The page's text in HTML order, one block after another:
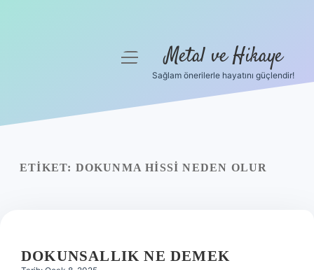
Yasal Uyarı
menüyüMetal ve Hikaye
Sağlam önerilerle hayatını güçlendir!
ETIKET: DOKUNMA HISSI NEDEN OLUR
DOKUNSALLIK NE DEMEK